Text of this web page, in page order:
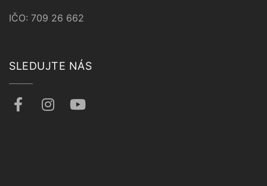
IČO: 709 26 662
SLEDUJTE NÁS